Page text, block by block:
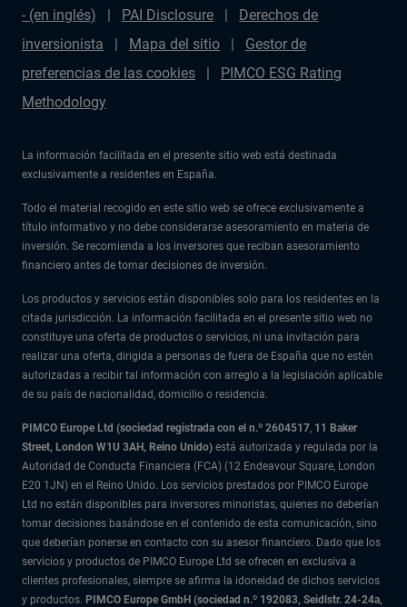
- (en inglés)
PAI Disclosure
Derechos de
inversionista
Mapa del sitio
Gestor de
preferencias de las cookies
PIMCO ESG Rating
Methodology
La información facilitada en el presente sitio web está destinada
exclusivamente a residentes en España.
Todo el material recogido en este sitio web se ofrece exclusivamente a
título informativo y no debe considerarse asesoramiento en materia de
inversión. Se recomienda a los inversores que reciban asesoramiento
financiero antes de tomar decisiones de inversión.
Los productos y servicios están disponibles solo para los residentes en la
citada jurisdicción. La información facilitada en el presente sitio web no
constituye una oferta de productos o servicios, ni una invitación para
realizar una oferta, dirigida a personas de fuera de España que no estén
autorizadas a recibir tal información con arreglo a la legislación aplicable
de su país de nacionalidad, domicilio o residencia.
PIMCO Europe Ltd (sociedad registrada con el n.º 2604517, 11 Baker
Street, London W1U 3AH, Reino Unido) está autorizada y regulada por la
Autoridad de Conducta Financiera (FCA) (12 Endeavour Square, London
E20 1JN) en el Reino Unido. Los servicios prestados por PIMCO Europe
Ltd no están disponibles para inversores minoristas, quienes no deberían
tomar decisiones basándose en el contenido de esta comunicación, sino
que deberían ponerse en contacto con su asesor financiero. Dado que los
servicios y productos de PIMCO Europe Ltd se ofrecen en exclusiva a
clientes profesionales, siempre se afirma la idoneidad de dichos servicios
y productos. PIMCO Europe GmbH (sociedad n.º 192083, Seidlstr. 24-24a,